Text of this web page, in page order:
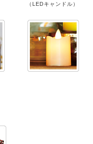
（LEDキャンドル）